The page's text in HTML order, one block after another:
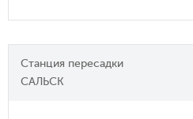
Станция пересадки
САЛЬСК